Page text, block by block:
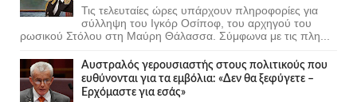
Τις τελευταίες ώρες υπάρχουν πληροφορίες για
σύλληψη του Ιγκόρ Οσίποφ, του αρχηγού του
ρωσικού Στόλου στη Μαύρη Θάλασσα. Σύμφωνα με τις πλη...
Αυστραλός γερουσιαστής στους πολιτικούς που
ευθύνονται για τα εμβόλια: «Δεν θα ξεφύγετε –
Ερχόμαστε για εσάς»